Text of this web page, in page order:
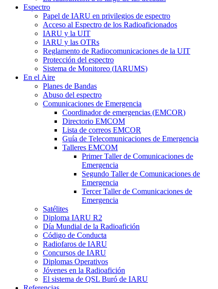
Espectro
Papel de IARU en privilegios de espectro
Acceso al Espectro de los Radioaficionados
IARU y la UIT
IARU y las OTRs
Reglamento de Radiocomunicaciones de la UIT
Protección del espectro
Sistema de Monitoreo (IARUMS)
En el Aire
Planes de Bandas
Abuso del espectro
Comunicaciones de Emergencia
Coordinador de emergencias (EMCOR)
Directorio EMCOM
Lista de correos EMCOR
Guía de Telecomunicaciones de Emergencia
Talleres EMCOM
Primer Taller de Comunicaciones de
Emergencia
Segundo Taller de Comunicaciones de
Emergencia
Tercer Taller de Comunicaciones de
Emergencia
Satélites
Diploma IARU R2
Día Mundial de la Radioafición
Código de Conducta
Radiofaros de IARU
Concursos de IARU
Diplomas Operativos
Jóvenes en la Radioafición
El sistema de QSL Buró de IARU